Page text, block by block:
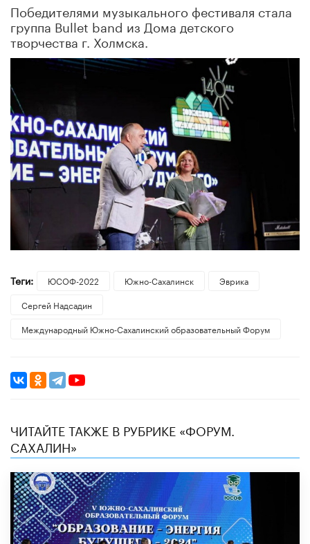
Победителями музыкального фестиваля стала
группа Bullet band из Дома детского
творчества г. Холмска.
Теги: ЮСОФ-2022 Южно-Сахалинск
Эврика
Сергей Надсадин
Международный Южно-Сахалинский образовательный Форум
ЧИТАЙТЕ ТАКЖЕ В РУБРИКЕ «ФОРУМ.
САХАЛИН»